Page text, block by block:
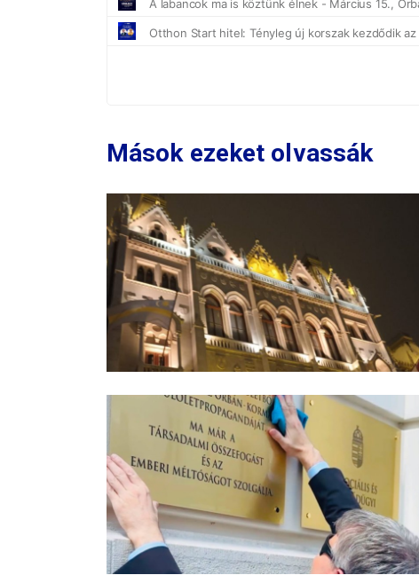
Mások ezeket olvassák